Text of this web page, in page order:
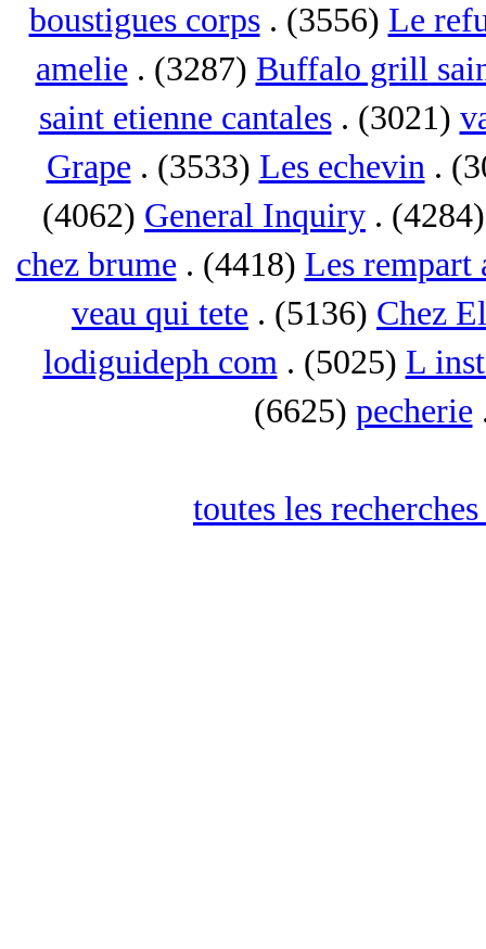
boustigues corps. (3556) Le
amelie . (3287) Buffalo grill
saint etienne cantales. (3021)
Grape . (3533) Les echevin.
(4062) General Inquiry .
chez brume . (4418) Les rempart
veau qui tete . (5136) Chez
lodiguideph com. (5025) L
(6625) pecherie
toutes les